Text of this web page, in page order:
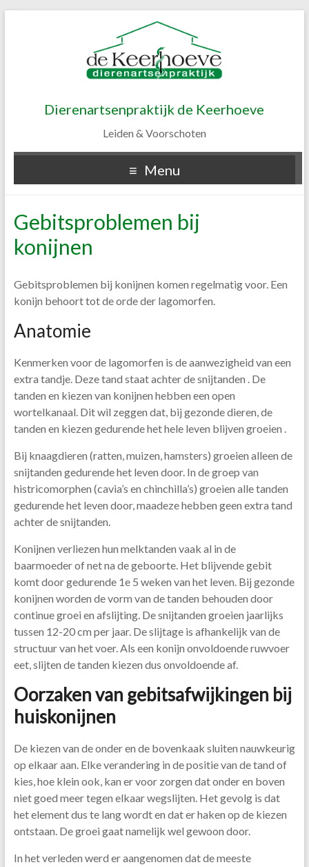
Dierenartsenpraktijk de Keerhoeve
Leiden & Voorschoten
Menu
Gebitsproblemen bij
konijnen
Gebitsproblemen bij konijnen komen regelmatig voor. Een
konijn behoort tot de orde der lagomorfen.
Anatomie
Kenmerken voor de lagomorfen is de aanwezigheid van een
extra tandje. Deze tand staat achter de snijtanden . De
tanden en kiezen van konijnen hebben een open
wortelkanaal. Dit wil zeggen dat, bij gezonde dieren, de
tanden en kiezen gedurende het hele leven blijven groeien .
Bij knaagdieren (ratten, muizen, hamsters) groeien alleen de
snijtanden gedurende het leven door. In de groep van
histricomorphen (cavia’s en chinchilla’s) groeien alle tanden
gedurende het leven door, maadeze hebben geen extra tand
achter de snijtanden.
Konijnen verliezen hun melktanden vaak al in de
baarmoeder of net na de geboorte. Het blijvende gebit
komt door gedurende 1e 5 weken van het leven. Bij gezonde
konijnen worden de vorm van de tanden behouden door
continue groei en afslijting. De snijtanden groeien jaarlijks
tussen 12-20 cm per jaar. De slijtage is afhankelijk van de
structuur van het voer. Als een konijn onvoldoende ruwvoer
eet, slijten de tanden kiezen dus onvoldoende af.
Oorzaken van gebitsafwijkingen bij
huiskonijnen
De kiezen van de onder en de bovenkaak sluiten nauwkeurig
op elkaar aan. Elke verandering in de positie van de tand of
kies, hoe klein ook, kan er voor zorgen dat onder en boven
niet goed meer tegen elkaar wegslijten. Het gevolg is dat
het element dus te lang wordt en dat er haken op de kiezen
ontstaan. De groei gaat namelijk wel gewoon door.
In het verleden werd er aangenomen dat de meeste